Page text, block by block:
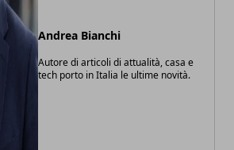
Andrea Bianchi
Autore di articoli di attualità, casa e
tech porto in Italia le ultime novità.